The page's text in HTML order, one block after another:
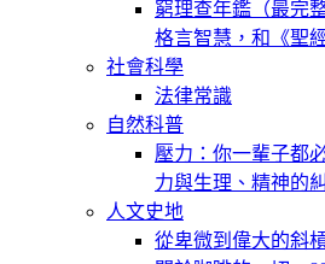
窮理查年鑑（最完
格言智慧，和《聖
社會科學
法律常識
自然科普
壓力：你一輩子都
力與生理、精神的
人文史地
從卑微到偉大的斜